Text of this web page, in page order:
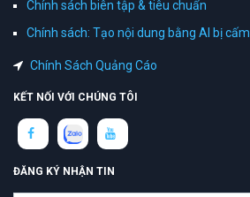
Chính sách biên tập & tiêu chuẩn
Chính sách: Tạo nội dung bằng AI bị cấm
Chính Sách Quảng Cáo
KẾT NỐI VỚI CHÚNG TÔI
ĐĂNG KÝ NHẬN TIN